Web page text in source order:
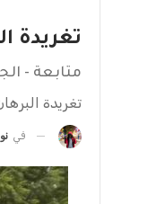
تغريدة
متابعة -
تغريدة
في